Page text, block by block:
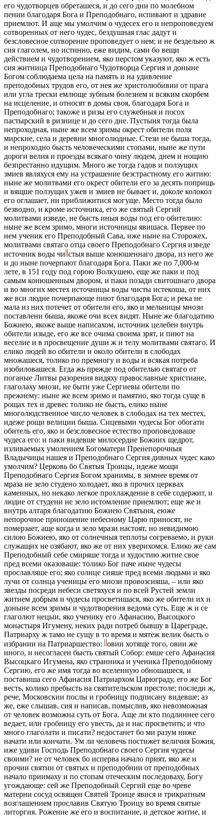
его чудотворцев обреташеся, и до сего дни по молебном
пении благодаря Бога и Преподобнаго, испивают и здравие
приемлют. И аще мы умолчим о чудесех его и непроповедуем
сотворенных от него чудес, бездушная глас дадут и
безсловесное сотворение проповедует о нем; и не бездельно ж
сия глаголем, но истинно, еже видим, сами бо вещи
действием и чудотворением, яко перстом указуют, яко ж есть
сия житница Преподобнаго Чудотворца Сергия и доныне
Богом соблюдаема цела на память и на удивление
преподобных трудов его, от нея же христолюбивии от прага
или угла трески емлюще зубным болезнем и всяким скорбем
на исцеление, и относят в домы своя, благодаря Бога и
Преподобнаго; такоже и ризы его служебныя и посох
пастырский в ризнице и до сего дне. Пустыня тогда была
непроходная, ныне же всем зримы окрест обители поля
мирские, села и деревни многолюдные. Стези не быша тогда,
и непроходно бысть человеческими стопами, ныне же пути
дороги велия и проезды всякаго чину людем, днем и нощию
безпрестанно идущим. Много же тогда гадов и ползущих
змиев являхуся ему на устрашение безстрастному его житию:
ныне же молитвами его окрест обители его за десять поприщь
и вящше ползущих ужев и змиев не бывает и, доколе колокол
его оглашает, ни приближитися могуще. Место тогда было
безводно, и кроме источника, его же святый Сергий
молитвами изведе, не бысть иныя воды под его обителию:
ныне же всем зримо, многи источницы явишася. Первее по
нем ученик его Преподобный Сава, иже ныне на Сторожех,
молитвами святаго отца своего Преподобнаго Сергия изведе
источник воды чи стыя выше конюшеннаго двора, из него же
и до ныне почерпают благодаря Бога. Паки же по 7,000-м
лете, в 151 году под горою Волкушею, еще же паки и под
самым конюшенным двором, и паки позади свитошнаго двора
и во многих местех источницы воды чисты истекоша, от них
же вси людие почерпающе пиют благодаря Бога; и река не
мала из них потечет от обители его, яко и мельницы мнози
поставлени быша, якоже очи всех видят. Ныне же благодатию
Божиею, якоже выше написахом, источник целебен внутрь
обители изыде, его же все очима своима зрят, и пиют на
веселие и в просвещение души ж и телу молитвами святаго. И
елико людей во обители и около обители в слободах
множашеся, толико по премногу и воды и всякая потреба
изобиловашеся. Егда жь прежде под обителью святаго от
поганые Литвы разорения видяху православные христиане,
глаголаху мнози, не быти уже Сергиевы обители по
прежнему: ныне же всем зримо и памятно, яко тогда суще в
рощах тех и древес толико не бысть, елико ныне
многолюдственное число человек в слободах на тех местех,
идеже рощи велиции быша. Сицевыми чудесы Бог обогати
обитель его, яко и безсловесное естество проповедоваше
чудеса его: и паки видевше милосердие Божиих щедрот,
изливаемых умолением Богоматери Пренепорочныя
Владычицы нашея и Преподобнаго Сергия дивных чудес како
умолчим? Церковь бо Святыя Троицы, идеже мощи
Преподобнаго Сергия Богом хранимы, в зимнее время от
мраза не зело студено холодает, яко в прочих церквах
каменных, но некако легкое прохлаждение в себе содержит, и
людие от студени не зело истомление приемлют; еще же и
внутрь алтаря благодатию Божиею Святыня, еюже
непорочное приношение небесному Царю приносят, не
померзает, аще когда и зело мрази настоят, но невидимою
силою Божиею, яко от солнечныя теплоты согреваемо, и руки
служащих не озябают, яко же от них уверихомся. Елико же сам
Преподобный себе смиряше тогда и худостию житие свое
пред всеми оказоваше: толико Бог паче ныне чудесы
прославляше его; яко солнце сияше пред всеми людьми и яко
лучи от солнца ученицы его мнози провозсияша, – или яко
звезды посреди небеси светяхуся и по всей Рустей земли
житием добрым и чудесы просветишася, яко же обители их и
доныне всем зримы и чудотворения ведома суть. Еще ж и се
глаголют нецыи, яко ученику его Афанасию, Высоцкого
монастыря Игумену, неких ради потреб бывшу в Цареграде,
Патриарху ж тамо не сущу в то время и мятеж велик бысть о
избрании на Патриаршество:
овии хотяще того, овии же
иного, и несогласен бысть святый Собор: емше сего Афанасия
Высоцкаго Игумена, яко странника и ученика Преподобному
Сергию, его же имя тогда во вселенную обношашеся, и
поставиша сего Афанасия Патриархом Царюграду, его же Бог
весть, колико пребысть на святительском престоле; последи ж,
рече, Московскии послы и гробницу подписану видевше; аз
же, еже слышав, сия и написав, помыслив, яко невозможная
от человек возможна суть от Бога. Аще ли кто подлиннее сего
ведает, или гробницу его увесть, да и нас просветить; и что
много глаголати и писати? недостанет бо ми разум ниже
начати или кончати. Ум ли человечь постижет величия Божия,
иже удиви Господь Преподобнаго своего Сергия чудесы
своими? не от человек бо исперва начало прият, яко же и
прочии святии от святых и преподобнии от преподобных
начало приимаху и по стопам отеческим последоваху, Богу
угождающе: сей же Преподобный Сергий еще во чреве
матерни сосуд освящен Святей Троице явися и трикратным
возглашением прославив Святую Троицу во время святые
литоргия. Рожение же его и воспитание, и детское житие, и